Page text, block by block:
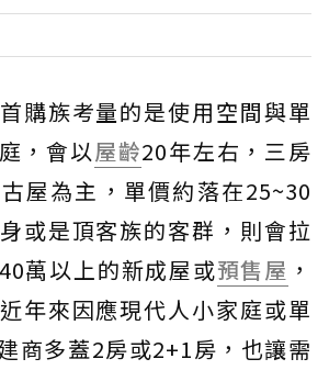
購族考量的是使用空間與單
，會以屋齡20年左右，三房
屋為主，單價約落在25~30
或是頂客族的客群，則會拉
萬以上的新成屋或預售屋 ，
年來因應現代人小家庭或單
商多蓋2房或2+1房，也讓需